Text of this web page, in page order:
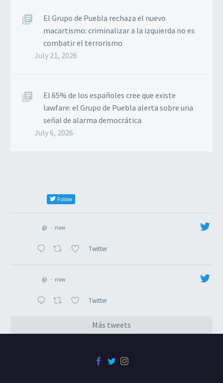
El Grupo de Puebla rechaza el nuevo
macartismo: criminalizar a la izquierda no es
combatir el terrorismo
July 21, 2026
El 65% de los españoles cree que existe
lawfare: el Grupo de Puebla alerta sobre una
señal de alarma democrática
July 6, 2026
Follow
@ · now
Twitter
@ · now
Twitter
Más tweets